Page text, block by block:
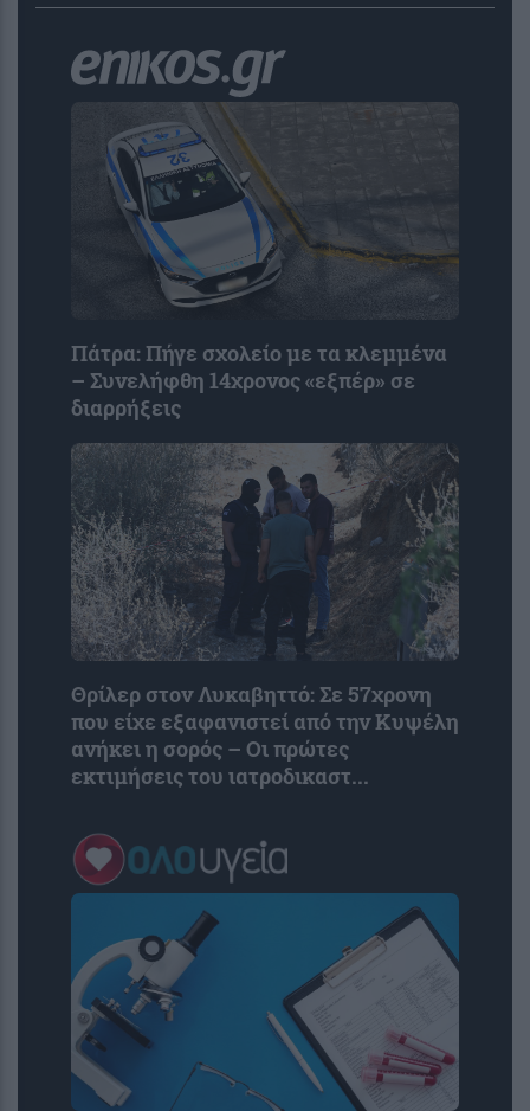
Πάτρα: Πήγε σχολείο με τα κλεμμένα
– Συνελήφθη 14χρονος «εξπέρ» σε
διαρρήξεις
Θρίλερ στον Λυκαβηττό: Σε 57χρονη
που είχε εξαφανιστεί από την Κυψέλη
ανήκει η σορός – Οι πρώτες
εκτιμήσεις του ιατροδικαστ...